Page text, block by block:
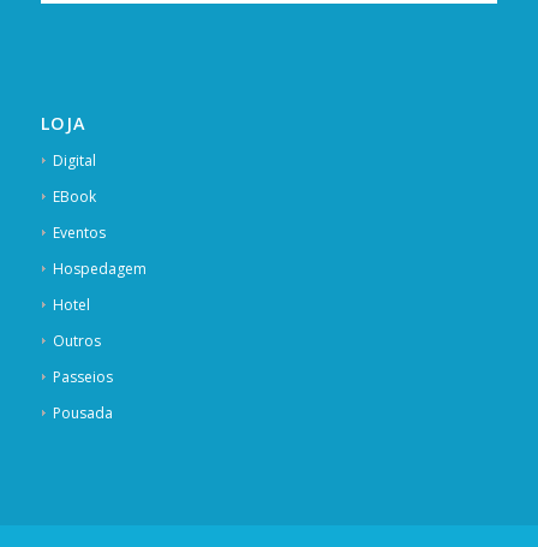
LOJA
Digital
EBook
Eventos
Hospedagem
Hotel
Outros
Passeios
Pousada